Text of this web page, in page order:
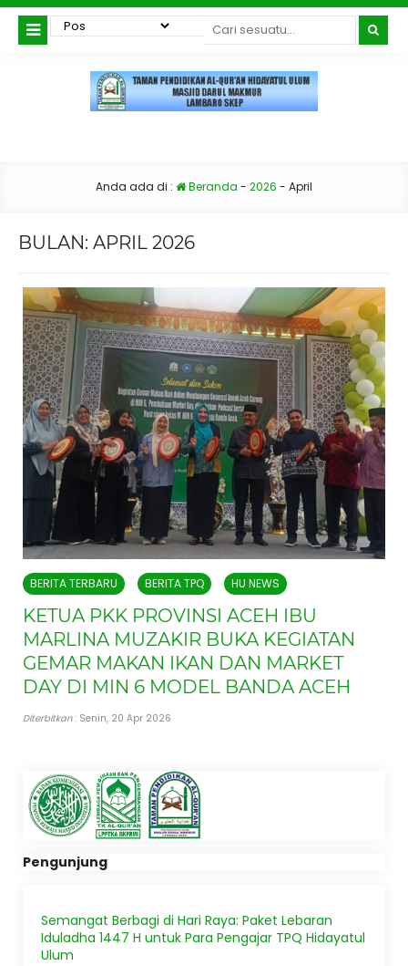
Anda ada di : Beranda - 2026 - April
BULAN: APRIL 2026
BERITA TERBARU BERITA TPQ HU NEWS
KETUA PKK PROVINSI ACEH IBU
MARLINA MUZAKIR BUKA KEGIATAN
GEMAR MAKAN IKAN DAN MARKET
DAY DI MIN 6 MODEL BANDA ACEH
Diterbitkan: Senin, 20 Apr 2026
Pengunjung
Semangat Berbagi di Hari Raya: Paket Lebaran
Iduladha 1447 H untuk Para Pengajar TPQ Hidayatul
Ulum